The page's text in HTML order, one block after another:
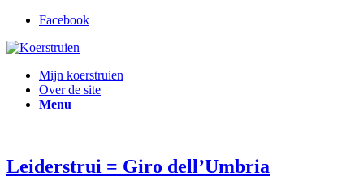
Facebook
Mijn koerstruien
Over de site
Menu
Leiderstrui = Giro dell’Umbria